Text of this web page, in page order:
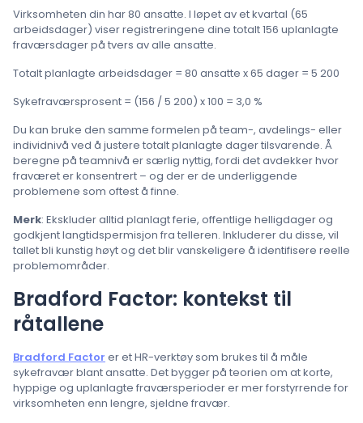
Virksomheten din har 80 ansatte. I løpet av et kvartal (65
arbeidsdager) viser registreringene dine totalt 156 uplanlagte
fraværsdager på tvers av alle ansatte.
Totalt planlagte arbeidsdager = 80 ansatte x 65 dager = 5 200
Sykefraværsprosent = (156 / 5 200) x 100 = 3,0 %
Du kan bruke den samme formelen på team-, avdelings- eller
individnivå ved å justere totalt planlagte dager tilsvarende. Å
beregne på teamnivå er særlig nyttig, fordi det avdekker hvor
fraværet er konsentrert – og der er de underliggende
problemene som oftest å finne.
Merk: Ekskluder alltid planlagt ferie, offentlige helligdager og
godkjent langtidspermisjon fra telleren. Inkluderer du disse, vil
tallet bli kunstig høyt og det blir vanskeligere å identifisere reelle
problemområder.
Bradford Factor: kontekst til
råtallene
Bradford Factor er et HR-verktøy som brukes til å måle
sykefravær blant ansatte. Det bygger på teorien om at korte,
hyppige og uplanlagte fraværsperioder er mer forstyrrende for
virksomheten enn lengre, sjeldne fravær.